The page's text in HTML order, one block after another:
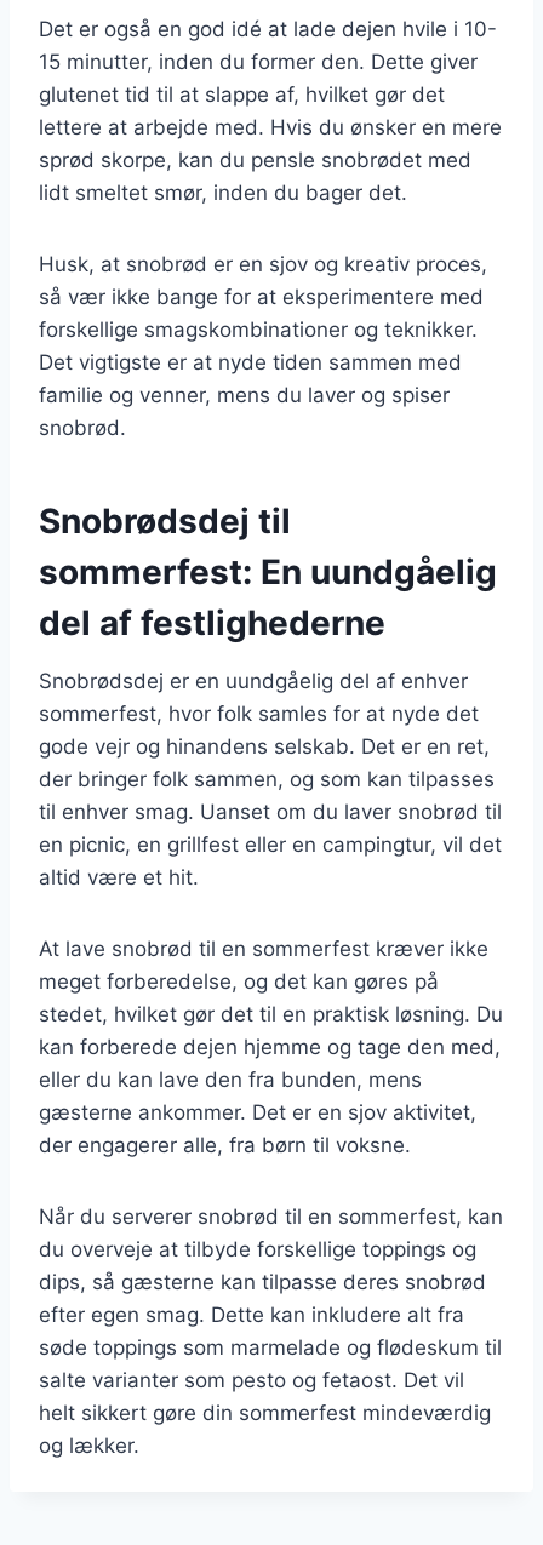
Det er også en god idé at lade dejen hvile i 10-
15 minutter, inden du former den. Dette giver
glutenet tid til at slappe af, hvilket gør det
lettere at arbejde med. Hvis du ønsker en mere
sprød skorpe, kan du pensle snobrødet med
lidt smeltet smør, inden du bager det.
Husk, at snobrød er en sjov og kreativ proces,
så vær ikke bange for at eksperimentere med
forskellige smagskombinationer og teknikker.
Det vigtigste er at nyde tiden sammen med
familie og venner, mens du laver og spiser
snobrød.
Snobrødsdej til
sommerfest: En uundgåelig
del af festlighederne
Snobrødsdej er en uundgåelig del af enhver
sommerfest, hvor folk samles for at nyde det
gode vejr og hinandens selskab. Det er en ret,
der bringer folk sammen, og som kan tilpasses
til enhver smag. Uanset om du laver snobrød til
en picnic, en grillfest eller en campingtur, vil det
altid være et hit.
At lave snobrød til en sommerfest kræver ikke
meget forberedelse, og det kan gøres på
stedet, hvilket gør det til en praktisk løsning. Du
kan forberede dejen hjemme og tage den med,
eller du kan lave den fra bunden, mens
gæsterne ankommer. Det er en sjov aktivitet,
der engagerer alle, fra børn til voksne.
Når du serverer snobrød til en sommerfest, kan
du overveje at tilbyde forskellige toppings og
dips, så gæsterne kan tilpasse deres snobrød
efter egen smag. Dette kan inkludere alt fra
søde toppings som marmelade og flødeskum til
salte varianter som pesto og fetaost. Det vil
helt sikkert gøre din sommerfest mindeværdig
og lækker.